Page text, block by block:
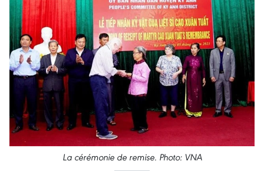
La cérémonie de remise. Photo: VNA